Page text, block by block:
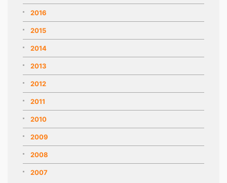
2016
2015
2014
2013
2012
2011
2010
2009
2008
2007